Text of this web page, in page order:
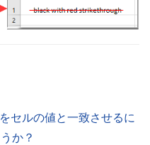
セルの値と一致させるに
か？